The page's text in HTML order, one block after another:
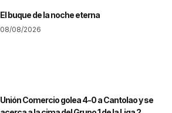
El buque de la noche eterna
08/08/2026
Unión Comercio golea 4-0 a Cantolao y se